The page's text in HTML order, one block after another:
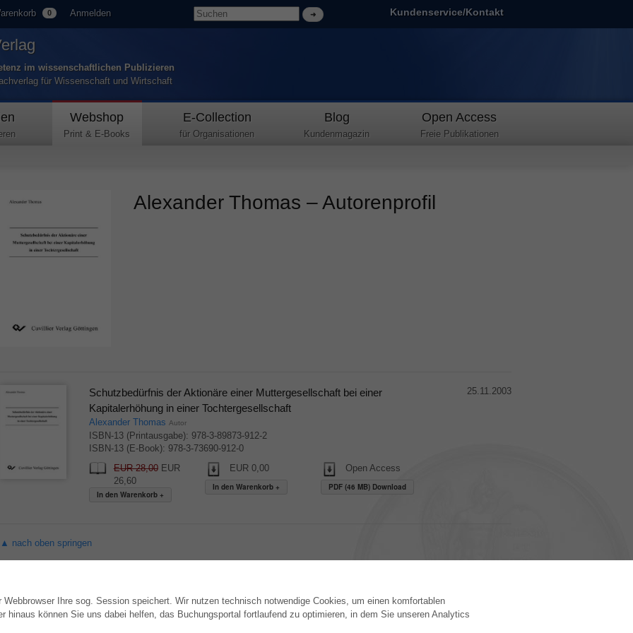
Ihre sog. Session speichert. Wir nutzen technisch notwendige Cookies, um einen komfortablen
hinaus können Sie uns dabei helfen, das Buchungsportal fortlaufend zu optimieren, in dem Sie unseren Analytics
0 Anmelden Kundenservice/Kontakt
im wissenschaftlichen Publizieren
für Wissenschaft und Wirtschaft
Webshop
Print & E-Books
E-Collection
für Organisationen
Blog
Kundenmagazin
Open Access
Freie Publikationen
Alexander Thomas – Autorenprofil
Schutzbedürfnis der Aktionäre einer Muttergesellschaft bei einer
Kapitalerhöhung in einer Tochtergesellschaft
Alexander Thomas Autor
ISBN-13 (Printausgabe): 978-3-89873-912-2
ISBN-13 (E-Book): 978-3-73690-912-0
EUR 28,00EUR
26,60
EUR 0,00 Open Access
PDF (46 MB) Download
25.11.2003
▲ nach oben springen
WEBSHOP AUTOR WERDEN VERLAG